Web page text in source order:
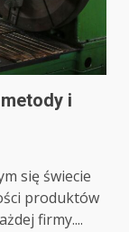
i
się świecie
produktów
firmy....